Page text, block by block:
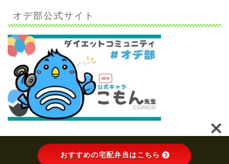
オデ部公式サイト
2021–2026 宅配冷凍弁当×ダイエットブログ
おすすめの宅配弁当はこちら